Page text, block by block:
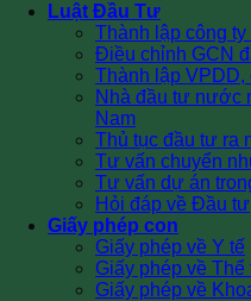
Luật Đầu Tư
Thành lập công
Điều chỉnh GCN
Thành lập VPDD,
Nhà đầu tư nước
Nam
Thủ tục đầu tư ra
Tư vấn chuyển
Tư vấn dự án
Hỏi đáp về Đầu tư
Giấy phép con
Giấy phép về Y tế
Giấy phép về Thể
Giấy phép về